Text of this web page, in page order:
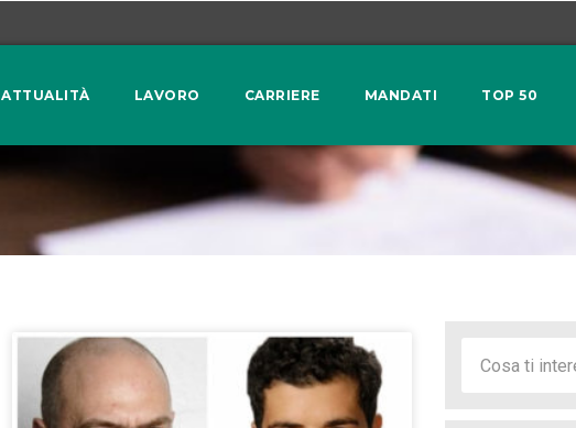
ATTUALITÀ LAVORO CARRIERE MANDATI TOP 50